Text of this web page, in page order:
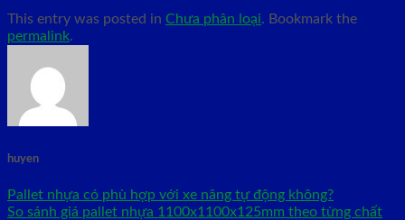
This entry was posted in Chưa phân loại. Bookmark the
permalink.
huyen
Pallet nhựa có phù hợp với xe nâng tự động không?
So sánh giá pallet nhựa 1100x1100x125mm theo từng chất